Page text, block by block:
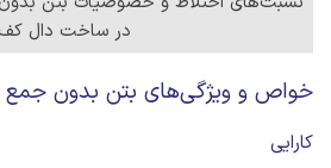
در ساخت دال کف
خواص و ویژگی‌های بتن بدون
کارایی